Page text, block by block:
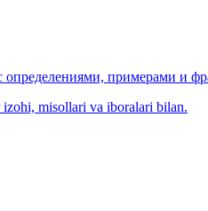
определениями, примерами и
misollari va iboralari bilan.